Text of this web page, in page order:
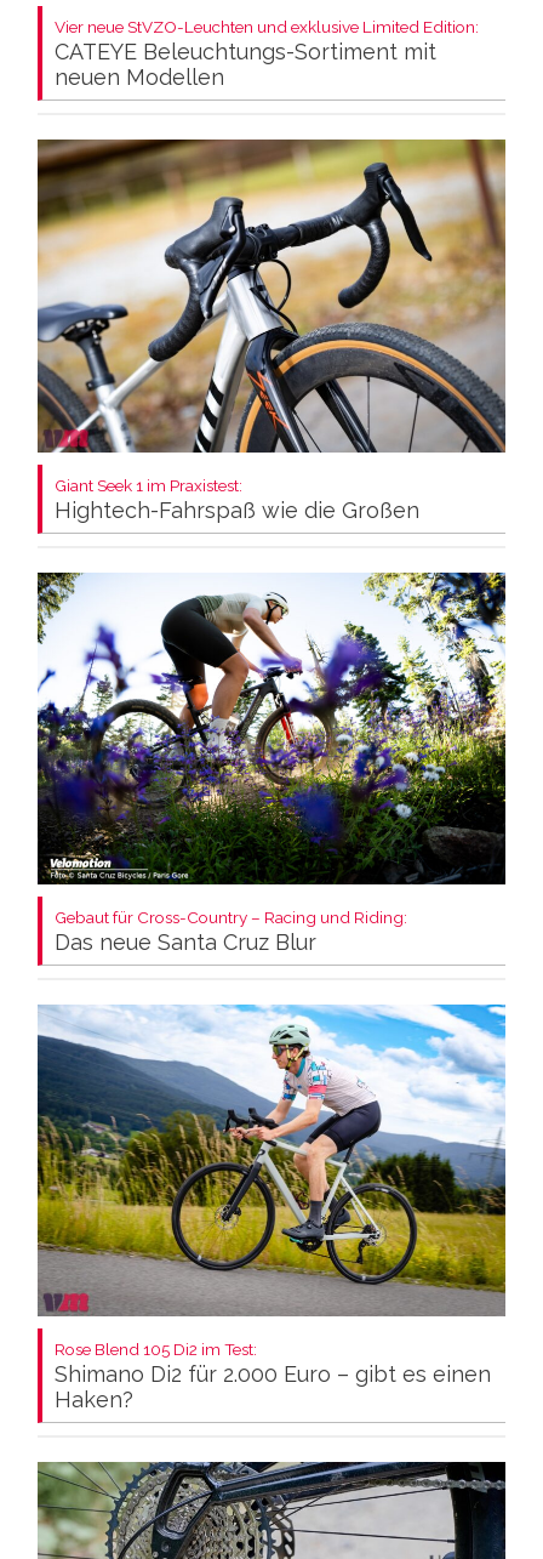
Vier neue StVZO-Leuchten und exklusive Limited Edition:
CATEYE Beleuchtungs-Sortiment mit
neuen Modellen
Giant Seek 1 im Praxistest:
Hightech-Fahrspaß wie die Großen
Gebaut für Cross-Country – Racing und Riding:
Das neue Santa Cruz Blur
Rose Blend 105 Di2 im Test:
Shimano Di2 für 2.000 Euro – gibt es einen
Haken?